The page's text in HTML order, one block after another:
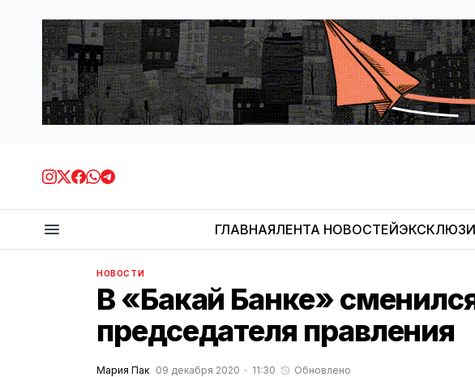
ГЛАВНАЯЛЕНТА НОВОСТЕЙ
НОВОСТИ
В «Бакай Банке»
председателя правления
Мария Пак 09 декабря 2020 11:30 Обновлено